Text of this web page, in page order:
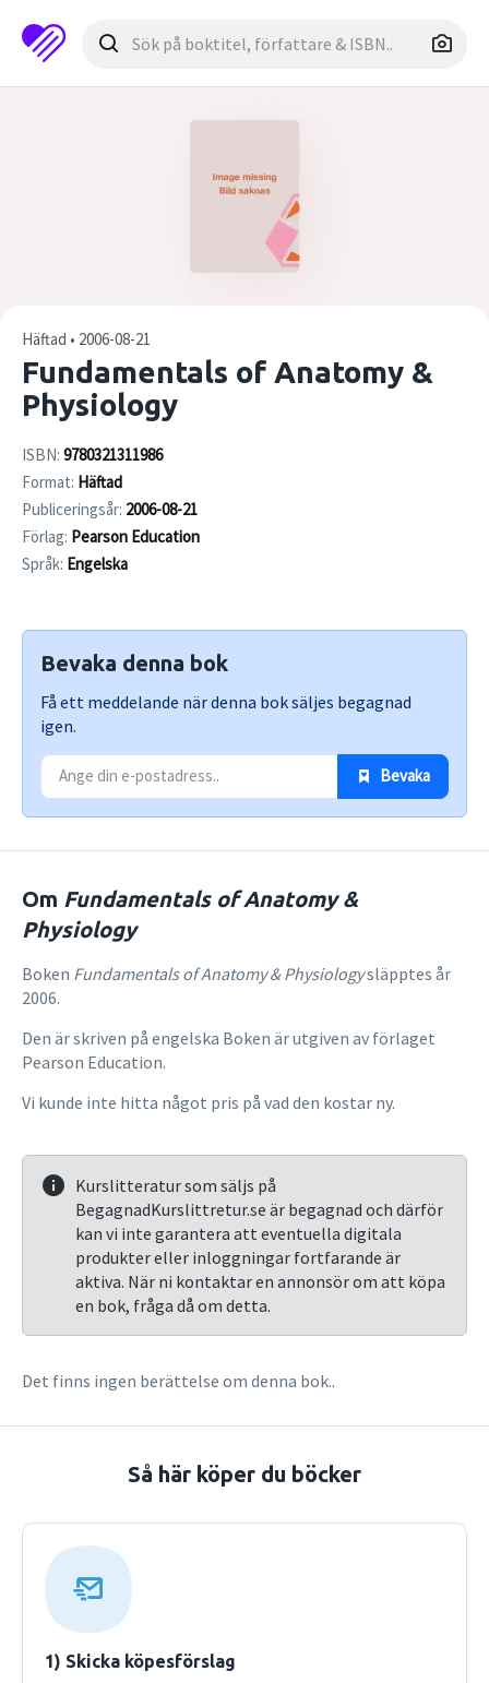
Häftad • 2006-08-21
Fundamentals of Anatomy &
Physiology
ISBN: 9780321311986
Format: Häftad
Publiceringsår: 2006-08-21
Förlag: Pearson Education
Språk: Engelska
Bevaka denna bok
Få ett meddelande när denna bok säljes begagnad
igen.
Bevaka
Om Fundamentals of Anatomy &
Physiology
Boken Fundamentals of Anatomy & Physiologysläpptes år
2006.
Den är skriven på engelska Boken är utgiven av förlaget
Pearson Education.
Vi kunde inte hitta något pris på vad den kostar ny.
Kurslitteratur som säljs på
BegagnadKurslittretur.se är begagnad och därför
kan vi inte garantera att eventuella digitala
produkter eller inloggningar fortfarande är
aktiva. När ni kontaktar en annonsör om att köpa
en bok, fråga då om detta.
Det finns ingen berättelse om denna bok..
Så här köper du böcker
1) Skicka köpesförslag